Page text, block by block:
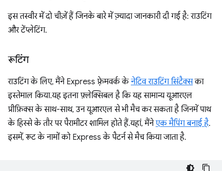
इस तस्वीर में दो चीज़ें हैं जिनके बारे में ज़्यादा जानकारी दी गई है: राउटिंग
और टेंप्लेटिंग.
रूटिंग
राउटिंग के लिए, मैंने Express फ़्रेमवर्क केनेटिव राउटिंग सिंटैक्सका
इस्तेमाल किया. यह इतना फ़्लेक्सिबल है कि यह सामान्य यूआरएल
प्रीफ़िक्स के साथ-साथ, उन यूआरएल से भी मैच कर सकता है जिनमें पाथ
के हिस्से के तौर पर पैरामीटर शामिल होते हैं. यहां, मैंनेएक मैपिंग बनाई है
इसमें, रूट के नामों को Express के पैटर्न से मैच किया जाता है.